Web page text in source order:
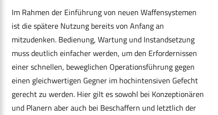
Im Rahmen der Einführung von neuen Waffensystemen
ist die spätere Nutzung bereits von Anfang an
mitzudenken. Bedienung, Wartung und Instandsetzung
muss deutlich einfacher werden, um den Erfordernissen
einer schnellen, beweglichen Operationsführung gegen
einen gleichwertigen Gegner im hochintensiven Gefecht
gerecht zu werden. Hier gilt es sowohl bei Konzeptionären
und Planern aber auch bei Beschaffern und letztlich der